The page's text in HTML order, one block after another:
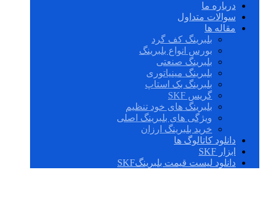
درباره ما
سوالات متداول
مقاله ها
بلبرینگ کف گرد
بورس انواع بلبرینگ
بلبرینگ صنعتی
بلبرینگ مینیاتوری
بلبرینگ بک استاپ
گریس SKF
بلبرینگ های خود تنظیم
ویژگی های بلبرینگ اصلی
خرید بلبرینگ ارزان
دانلود کاتالوگ ها
ابزار SKF
دانلود لیست قیمت بلبرینگSKF